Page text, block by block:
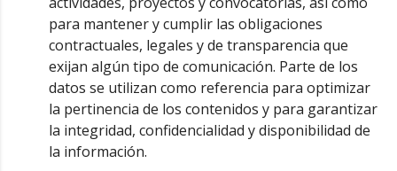
para mantener y cumplir las obligaciones
contractuales, legales y de transparencia que
exijan algún tipo de comunicación. Parte de los
datos se utilizan como referencia para optimizar
la pertinencia de los contenidos y para garantizar
la integridad, confidencialidad y disponibilidad de
la información.